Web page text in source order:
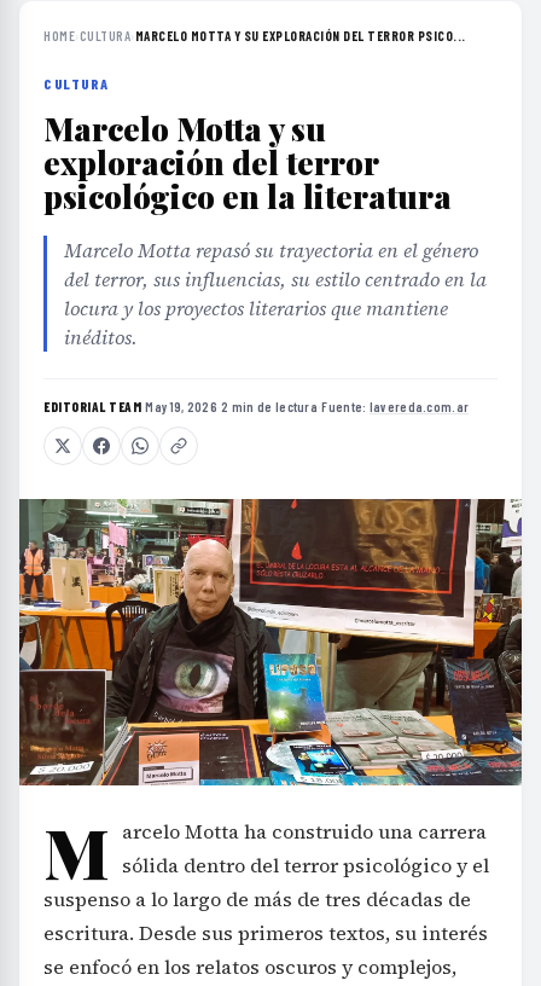
HOME›CULTURA› MARCELO MOTTA Y SU EXPLORACIÓN DEL TERROR PSICO...
CULTURA
Marcelo Motta y su
exploración del terror
psicológico en la literatura
Marcelo Motta repasó su trayectoria en el género
del terror, sus influencias, su estilo centrado en la
locura y los proyectos literarios que mantiene
inéditos.
EDITORIAL TEAM·May 19, 2026·2 min de lectura·Fuente: lavereda.com.ar
M arcelo Motta ha construido una carrera
sólida dentro del terror psicológico y el
suspenso a lo largo de más de tres décadas de
escritura. Desde sus primeros textos, su interés
se enfocó en los relatos oscuros y complejos,